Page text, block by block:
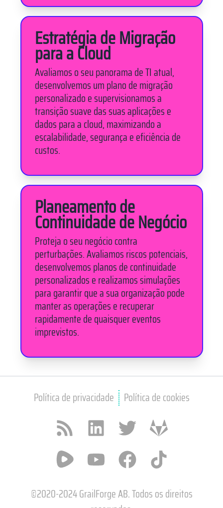
Estratégia de Migração
para a Cloud
Avaliamos o seu panorama de TI atual,
desenvolvemos um plano de migração
personalizado e supervisionamos a
transição suave das suas aplicações e
dados para a cloud, maximizando a
escalabilidade, segurança e eficiência de
custos.
Planeamento de
Continuidade de Negócio
Proteja o seu negócio contra
perturbações. Avaliamos riscos potenciais,
desenvolvemos planos de continuidade
personalizados e realizamos simulações
para garantir que a sua organização pode
manter as operações e recuperar
rapidamente de quaisquer eventos
imprevistos.
Política de privacidade Política de cookies
RSS feed LinkedIn X / Twitter GitLab
Rumble YouTube Facebook TikTok
©2020-2024 GrailForge AB. Todos os direitos